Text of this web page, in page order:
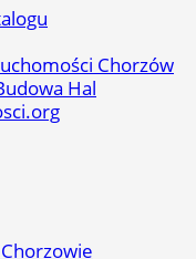
Chorzów
Hal